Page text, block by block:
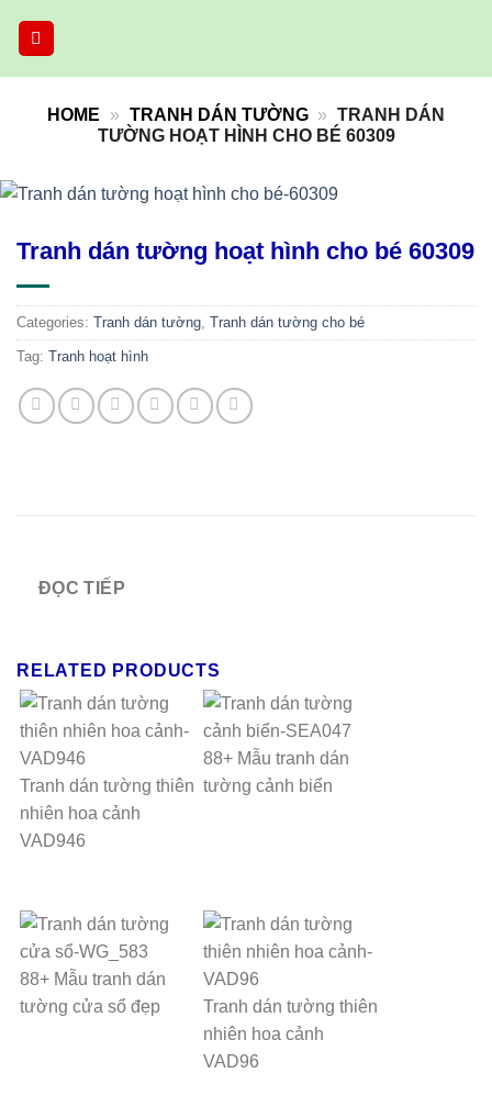
HOME » TRANH DÁN TƯỜNG » TRANH DÁN
TƯỜNG HOẠT HÌNH CHO BÉ 60309
Tranh dán tường hoạt hình cho bé 60309
Categories: Tranh dán tường, Tranh dán tường cho bé
Tag: Tranh hoạt hình
ĐỌC TIẾP
RELATED PRODUCTS
Tranh dán tường thiên
nhiên hoa cảnh
VAD946
88+ Mẫu tranh dán
tường cảnh biển
88+ Mẫu tranh dán
tường cửa sổ đẹp
Tranh dán tường thiên
nhiên hoa cảnh
VAD96